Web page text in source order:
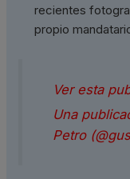
recientes
propio
Ver esta
Una
Petro